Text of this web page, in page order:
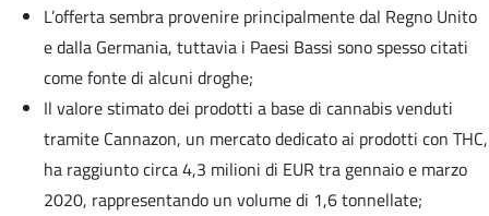
L’offerta sembra provenire principalmente dal Regno Unito
e dalla Germania, tuttavia i Paesi Bassi sono spesso citati
come fonte di alcuni droghe;
Il valore stimato dei prodotti a base di cannabis venduti
tramite Cannazon, un mercato dedicato ai prodotti con THC,
ha raggiunto circa 4,3 milioni di EUR tra gennaio e marzo
2020, rappresentando un volume di 1,6 tonnellate;